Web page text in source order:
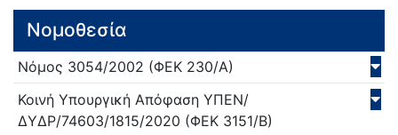
Νομοθεσία
Νόμος 3054/2002 (ΦΕΚ 230/Α)
Κοινή Υπουργική Απόφαση ΥΠΕΝ/
ΔΥΔΡ/74603/1815/2020 (ΦΕΚ 3151/Β)